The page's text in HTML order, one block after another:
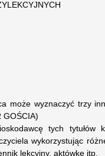
może wyznaczyć trzy
GOŚCIA)
tych tytułów
wykorzystując
lekcyjny, aktówkę itp.